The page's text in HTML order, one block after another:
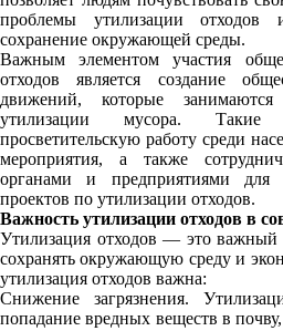
проблемы утилизации
сохранение окружающей среды.
Важным элементом участия
отходов является создание
движений, которые
утилизации мусора. Такие
просветительскую работу среди
мероприятия, а также
органами и предприятиями для
проектов по утилизации отходов.
Важность утилизации отходов в
Утилизация отходов — это важный
сохранять окружающую среду и
утилизация отходов важна:
Снижение загрязнения.
попадание вредных веществ в